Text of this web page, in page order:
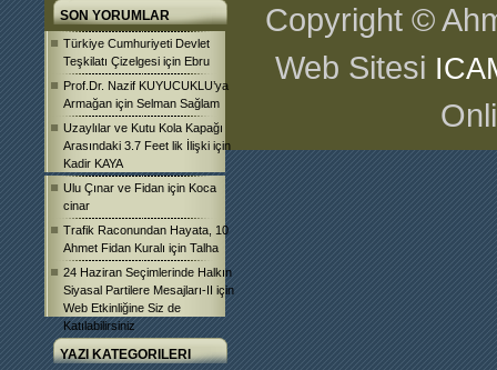
SON YORUMLAR
Türkiye Cumhuriyeti Devlet
Teşkilatı Çizelgesi için Ebru
Prof.Dr. Nazif KUYUCUKLU’ya
Armağan için Selman Sağlam
Uzaylılar ve Kutu Kola Kapağı
Arasındaki 3.7 Feet lik İlişki için
Kadir KAYA
Ulu Çınar ve Fidan için Koca
cinar
Trafik Raconundan Hayata, 10
Ahmet Fidan Kuralı için Talha
24 Haziran Seçimlerinde Halkın
Siyasal Partilere Mesajları-II için
Web Etkinliğine Siz de
Katılabilirsiniz
YAZI KATEGORILERI
Copyright ©
Web Sitesi